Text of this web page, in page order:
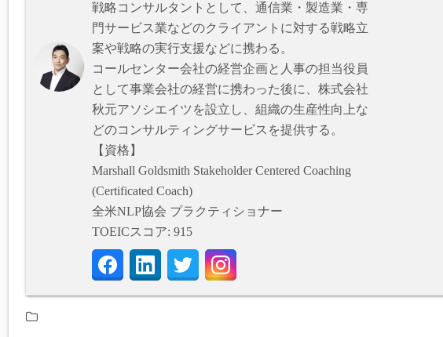
戦略コンサルタントとして、通信業・製造業・専
門サービス業などのクライアントに対する戦略立
案や戦略の実行支援などに携わる。
コールセンター会社の経営企画と人事の担当役員
として事業会社の経営に携わった後に、株式会社
秋元アソシエイツを設立し、組織の生産性向上な
どのコンサルティングサービスを提供する。
【資格】
Marshall Goldsmith Stakeholder Centered Coaching
(Certificated Coach)
全米NLP協会 プラクティショナー
TOEICスコア: 915